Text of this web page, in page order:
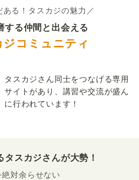
ある！タスカジの魅力／
する仲間と出会える
ジコミュニティ
タスカジさん同士をつなげる専用
サイトがあり、講習や交流が盛ん
に行われています！
タスカジさんが大勢！
絶対余らせない